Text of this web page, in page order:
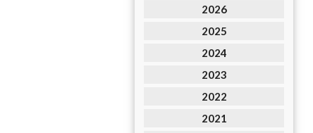
2026
2025
2024
2023
2022
2021